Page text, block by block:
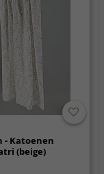
- Katoenen
(beige)